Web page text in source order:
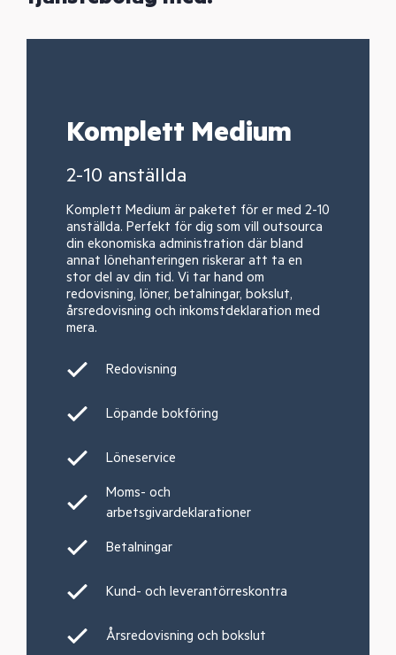
Komplett Medium
2-10 anställda
Komplett Medium är paketet för er med 2-10
anställda. Perfekt för dig som vill outsourca
din ekonomiska administration där bland
annat lönehanteringen riskerar att ta en
stor del av din tid. Vi tar hand om
redovisning, löner, betalningar, bokslut,
årsredovisning och inkomstdeklaration med
mera.
Redovisning
Löpande bokföring
Löneservice
Moms- och
arbetsgivardeklarationer
Betalningar
Kund- och leverantörreskontra
Årsredovisning och bokslut